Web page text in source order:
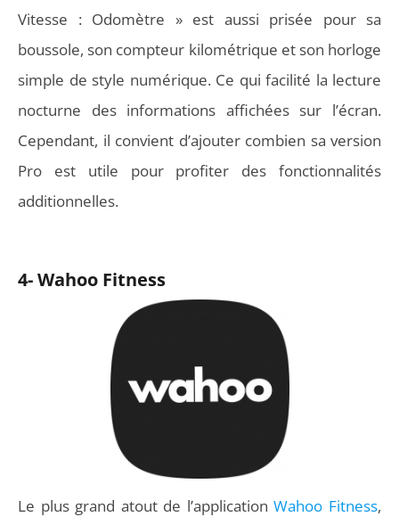
Vitesse : Odomètre »est aussi prisée pour sa
boussole, son compteur kilométrique et son horloge
simple de style numérique. Ce qui facilité la lecture
nocturne des informations affichées sur l’écran.
Cependant, il convient d’ajouter combien sa version
Pro est utile pour profiter des fonctionnalités
additionnelles.
4- Wahoo Fitness
Le plus grand atout de l’applicationWahoo Fitness,